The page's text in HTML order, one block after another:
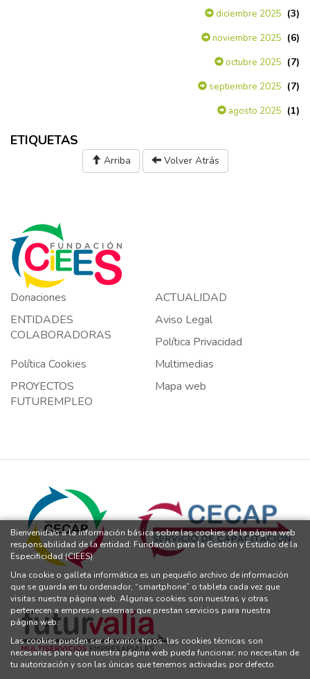
diciembre 2025 (3)
noviembre 2025 (6)
octubre 2025 (7)
septiembre 2025 (7)
agosto 2025 (1)
ETIQUETAS
Arriba Volver Atrás
Donaciones
ACTUALIDAD
ENTIDADES
COLABORADORAS
Aviso Legal
Política Privacidad
Política Cookies
Multimedias
PROYECTOS
FUTUREMPLEO
Mapa web
Bienvenida/o a la información básica sobre las cookies de la página web
responsabilidad de la entidad: Fundación para la Gestión y Estudio de la
Especificidad (CIEES)
Una cookie o galleta informática es un pequeño archivo de información
que se guarda en tu ordenador, “smartphone” o tableta cada vez que
visitas nuestra página web. Algunas cookies son nuestras y otras
pertenecen a empresas externas que prestan servicios para nuestra
página web.
Las cookies pueden ser de varios tipos: las cookies técnicas son
necesarias para que nuestra página web pueda funcionar, no necesitan de
tu autorización y son las únicas que tenemos activadas por defecto.